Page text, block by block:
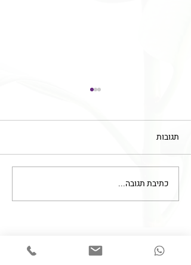
חובת מיומנות של מטפלים
בתחום עיסוקם
תגובות
כתיבת תגובה...
צרו קשר